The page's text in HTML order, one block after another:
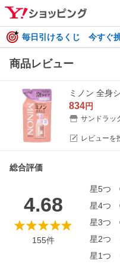
毎日引けるくじ 今すぐ
商品レビュー
ミノン 全身
834円
サンドラッ
レビューを
総合評価
4.68
155件
星5つ
星4つ
星3つ
星2つ
星1つ